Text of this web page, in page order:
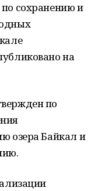
сохранению и
на
по
озера Байкал и